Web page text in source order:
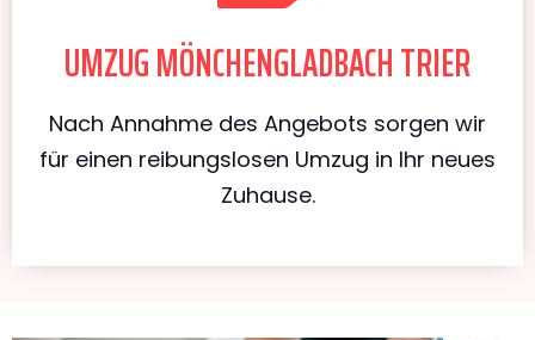
UMZUG MÖNCHENGLADBACH TRIER
Nach Annahme des Angebots sorgen wir
für einen reibungslosen Umzug in Ihr neues
Zuhause.